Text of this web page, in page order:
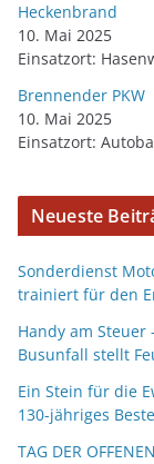
Heckenbrand
10. Mai 2025
Einsatzort:
Brennender PKW
10. Mai 2025
Einsatzort:
Neueste
Sonderdienst
trainiert für den
Handy am
Busunfall stellt
Ein Stein für die
130-jähriges
TAG DER